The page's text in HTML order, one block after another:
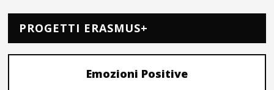
PROGETTI ERASMUS+
Emozioni Positive